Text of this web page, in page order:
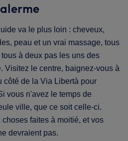
va le plus loin : cheveux,
peau et un vrai massage, tous
à deux pas les uns des
Visitez le centre, baignez-vous à
côté de la Via Libertà pour
vous n'avez le temps de
ville, que ce soit celle-ci.
faites à moitié, et vos
devraient pas.